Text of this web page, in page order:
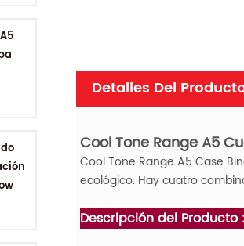
Detalles Del
Cool Tone Range A5
Cool Tone Range A5 Case
ecológico. Hay cuatro
Descripción del Producto :